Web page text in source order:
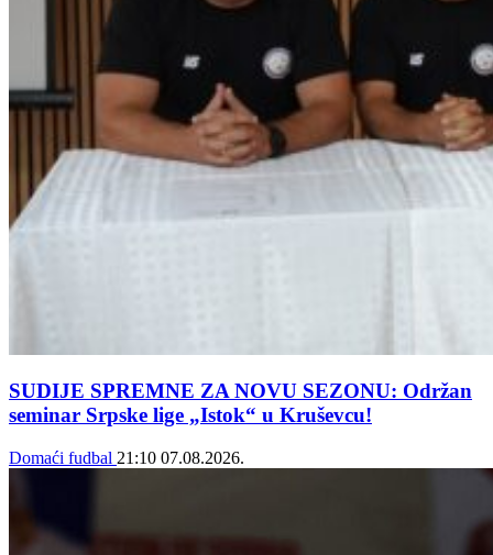
SUDIJE SPREMNE ZA NOVU SEZONU: Održan
seminar Srpske lige „Istok“ u Kruševcu!
Domaći fudbal 21:10 07.08.2026.